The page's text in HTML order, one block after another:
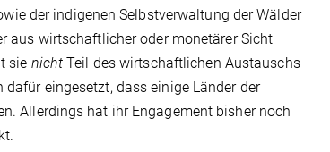
der indigenen Selbstverwaltung der Wälder
aus wirtschaftlicher oder monetärer Sicht
sie nichtTeil des wirtschaftlichen Austauschs
eingesetzt, dass einige Länder der
Allerdings hat ihr Engagement bisher noch